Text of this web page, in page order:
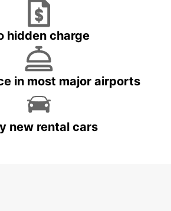
hidden charge
in most major airports
new rental cars